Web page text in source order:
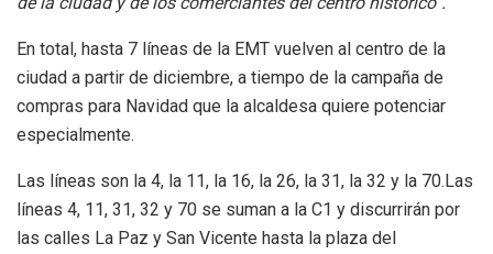
En total, hasta 7 líneas de la EMT vuelven al centro de la
ciudad a partir de diciembre, a tiempo de la campaña de
compras para Navidad que la alcaldesa quiere potenciar
especialmente.
Las líneas son la 4, la 11, la 16, la 26, la 31, la 32 y la 70.Las
líneas 4, 11, 31, 32 y 70 se suman a la C1 y discurrirán por
las calles La Paz y San Vicente hasta la plaza del